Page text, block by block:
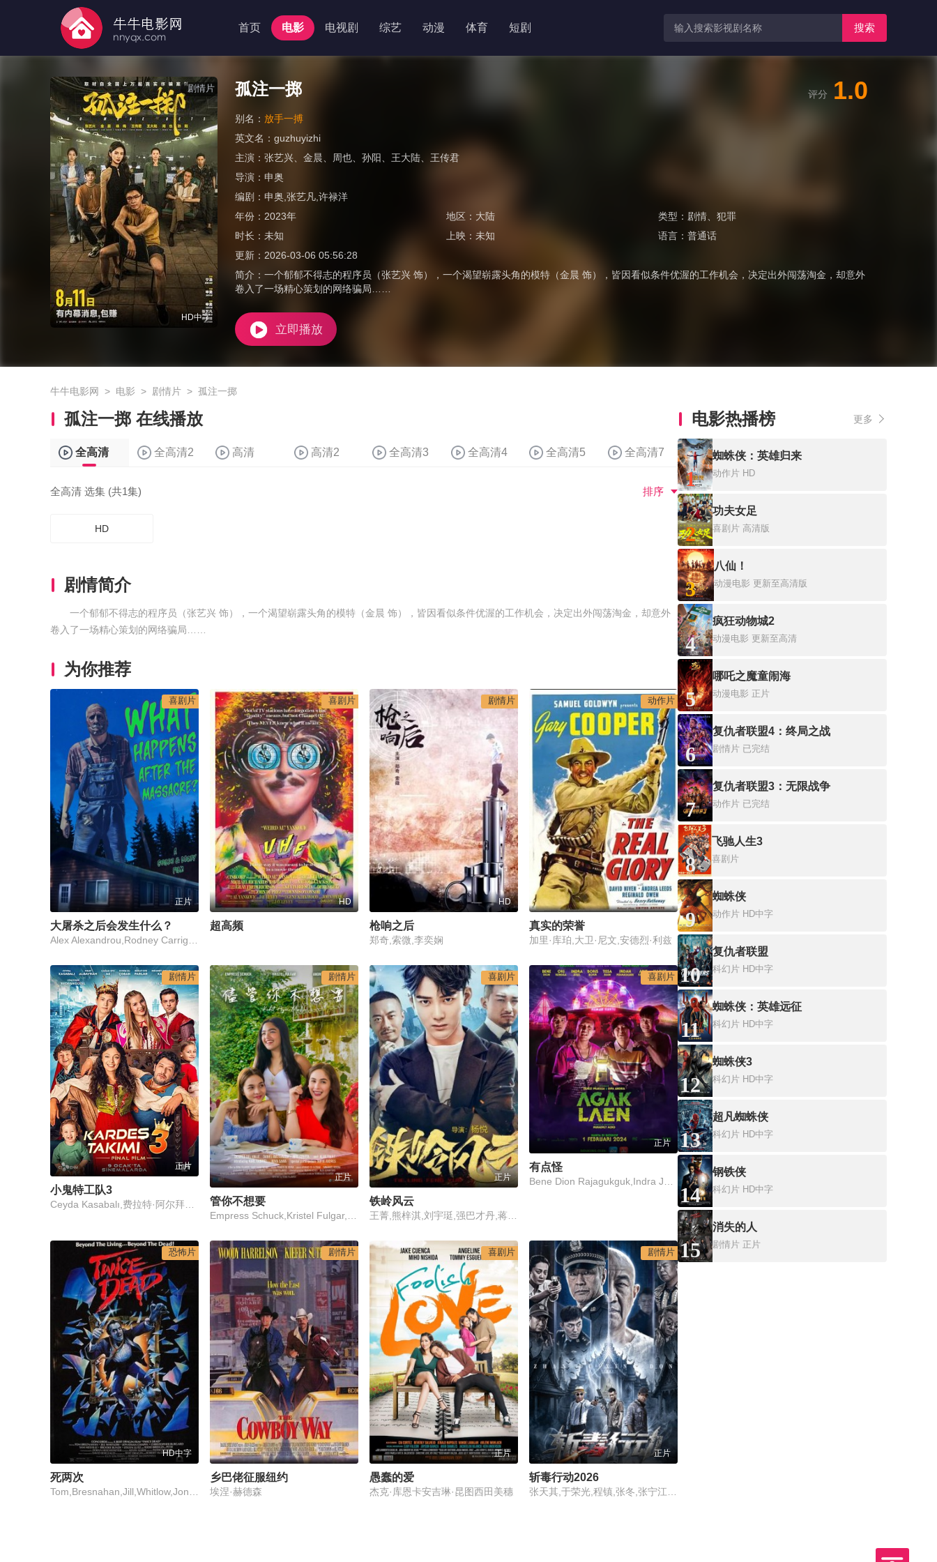
首页 电影 电视剧 综艺 动漫 体育 短剧 搜索
剧情片
HD中字
孤注一掷
别名： 放手一搏
英文名： guzhuyizhi
主演： 张艺兴 金晨 周也 孙阳 王大陆
王传君
导演： 申奥
编剧： 申奥,张艺凡,许禄洋
年份： 2023年 地区： 大陆 类型： 剧情、 犯罪
时长： 未知 上映：未知 语言： 普通话
更新： 2026-03-06 05:56:28
简介： 一个郁郁不得志的程序员（张艺兴 饰），一个渴望崭露头角的模特（金晨 饰），皆因看似条件优渥的工作机会，决定出外闯荡淘金，却意外
卷入了一场精心策划的网络骗局……
评分 1.0
立即播放
牛牛电影网 > 电影 > 剧情片 > 孤注一掷
孤注一掷 在线播放
全高清 全高清2 高清 高清2 全高清3 全高清4 全高清5 全高清7
全高清 选集 (共1集) 排序
HD
剧情简介
一个郁郁不得志的程序员（张艺兴 饰），一个渴望崭露头角的模特（金晨 饰），皆因看似条件优渥的工作机会，决定出外闯荡淘金，却意外
卷入了一场精心策划的网络骗局……
为你推荐
喜剧片
正片
大屠杀之后会发生什么？
喜剧片
HD
超高频
剧情片
HD
枪响之后
郑奇,索微,李奕娴
动作片
真实的荣誉
加里·库珀,大卫·尼文,安德烈·利兹
剧情片
正片
小鬼特工队3
Ceyda Kasabalı,费拉特·阿尔拜伦,卡根·埃菲·阿克,埃克林·苏·乔班,Berat Efe Parlar,Mehmet Ali Aybar,盖杰·伊西克·德米雷尔,居尔汉·特金,Aslı Yaren,科尔汗·赫尔杜兰
剧情片
正片
管你不想要
喜剧片
正片
铁岭风云
喜剧片
正片
有点怪
恐怖片
HD中字
死两次
剧情片
乡巴佬征服纽约
埃涅·赫德森
喜剧片
正片
愚蠢的爱
杰克·库恩卡安吉琳·昆图西田美穗
剧情片
正片
斩毒行动2026
电影热播榜 更多
1
蜘蛛侠：英雄归来
动作片 HD
2
功夫女足
喜剧片 高清版
3
八仙！
动漫电影 更新至高清版
4
疯狂动物城2
动漫电影 更新至高清
5
哪吒之魔童闹海
动漫电影 正片
6
复仇者联盟4：终局之战
剧情片 已完结
7
复仇者联盟3：无限战争
动作片 已完结
8
飞驰人生3
喜剧片
9
蜘蛛侠
动作片 HD中字
10
复仇者联盟
科幻片 HD中字
11
蜘蛛侠：英雄远征
科幻片 HD中字
12
蜘蛛侠3
科幻片 HD中字
13
超凡蜘蛛侠
科幻片 HD中字
14
钢铁侠
科幻片 HD中字
15
消失的人
剧情片 正片